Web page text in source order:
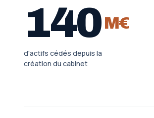
140M€
d'actifs cédés depuis la
création du cabinet